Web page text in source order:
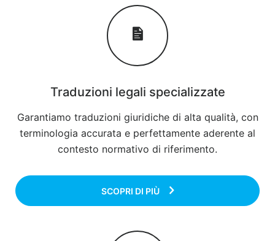
Traduzioni legali specializzate
Garantiamo traduzioni giuridiche di alta qualità, con
terminologia accurata e perfettamente aderente al
contesto normativo di riferimento.
SCOPRI DI PIÙ